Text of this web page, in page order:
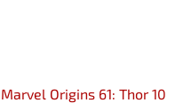
Marvel Origins 61: Thor 10